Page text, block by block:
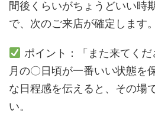
間後くらいがちょうどいい時
で、次のご来店が確定します。
ポイント：「また来てく
月の〇日頃が一番いい状態を
な日程感を伝えると、その場
い。